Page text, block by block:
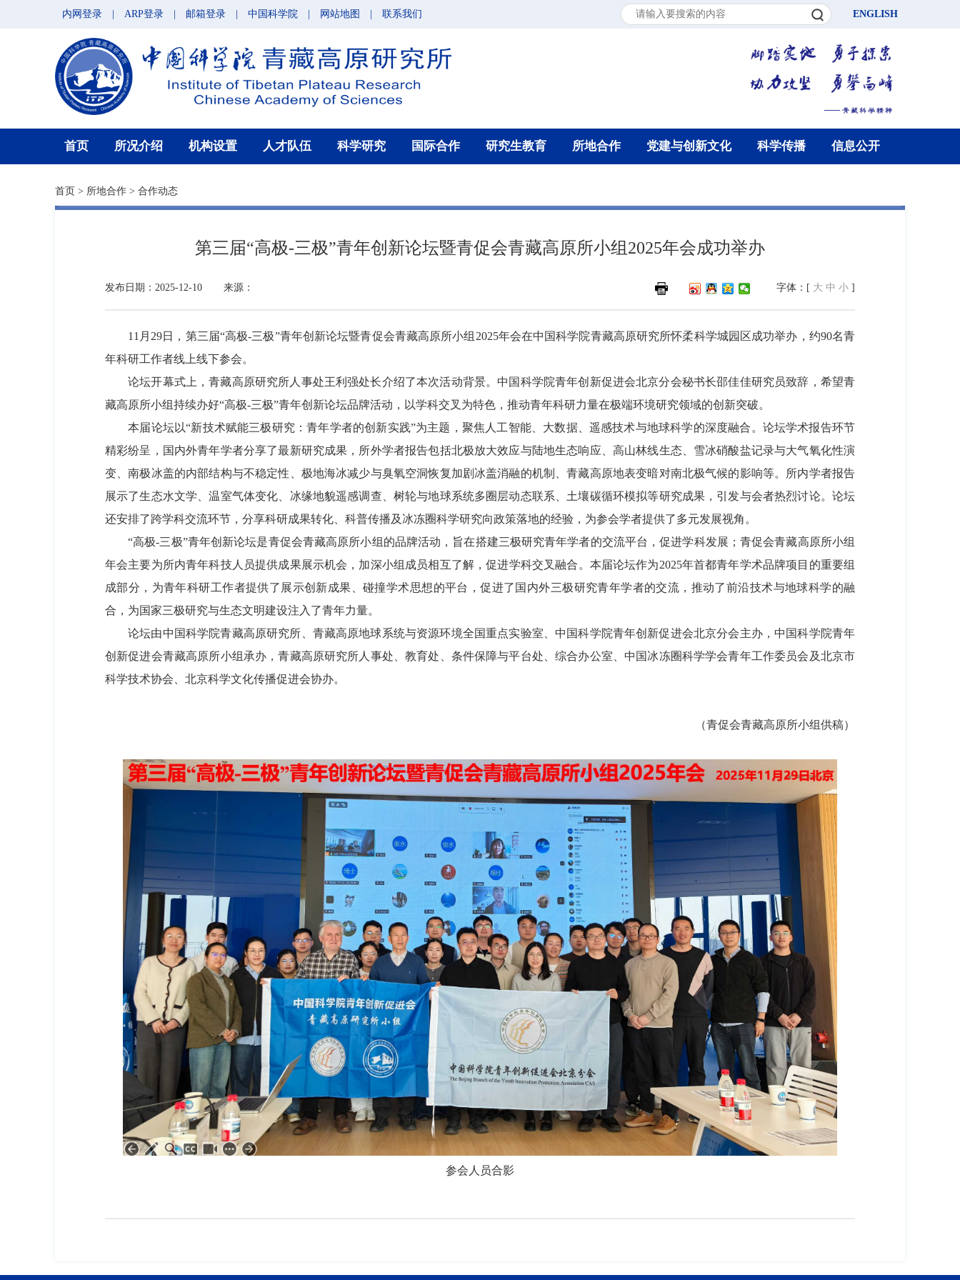
内网登录 ARP登录 邮箱登录 中国科学院 网站地图 联系我们 ENGLISH
首页 所况介绍 机构设置 人才队伍 科学研究 国际合作 研究生教育 所地合作 党建与创新文化 科学传播 信息公开
首页 > 所地合作 > 合作动态
第三届“高极-三极”青年创新论坛暨青促会青藏高原所小组2025年会成功举办
发布日期：2025-12-10 来源： 字体：[ 大 中 小 ]
11月29日，第三届“高极-三极”青年创新论坛暨青促会青藏高原所小组2025年会在中国科学院青藏高原研究所怀柔科学城园区成功举办，约90名青
年科研工作者线上线下参会。
论坛开幕式上，青藏高原研究所人事处王利强处长介绍了本次活动背景。中国科学院青年创新促进会北京分会秘书长邵佳佳研究员致辞，希望青
藏高原所小组持续办好“高极-三极”青年创新论坛品牌活动，以学科交叉为特色，推动青年科研力量在极端环境研究领域的创新突破。
本届论坛以“新技术赋能三极研究：青年学者的创新实践”为主题，聚焦人工智能、大数据、遥感技术与地球科学的深度融合。论坛学术报告环节
精彩纷呈，国内外青年学者分享了最新研究成果，所外学者报告包括北极放大效应与陆地生态响应、高山林线生态、雪冰硝酸盐记录与大气氧化性演
变、南极冰盖的内部结构与不稳定性、极地海冰减少与臭氧空洞恢复加剧冰盖消融的机制、青藏高原地表变暗对南北极气候的影响等。所内学者报告
展示了生态水文学、温室气体变化、冰缘地貌遥感调查、树轮与地球系统多圈层动态联系、土壤碳循环模拟等研究成果，引发与会者热烈讨论。论坛
还安排了跨学科交流环节，分享科研成果转化、科普传播及冰冻圈科学研究向政策落地的经验，为参会学者提供了多元发展视角。
“高极-三极”青年创新论坛是青促会青藏高原所小组的品牌活动，旨在搭建三极研究青年学者的交流平台，促进学科发展；青促会青藏高原所小组
年会主要为所内青年科技人员提供成果展示机会，加深小组成员相互了解，促进学科交叉融合。本届论坛作为2025年首都青年学术品牌项目的重要组
成部分，为青年科研工作者提供了展示创新成果、碰撞学术思想的平台，促进了国内外三极研究青年学者的交流，推动了前沿技术与地球科学的融
合，为国家三极研究与生态文明建设注入了青年力量。
论坛由中国科学院青藏高原研究所、青藏高原地球系统与资源环境全国重点实验室、中国科学院青年创新促进会北京分会主办，中国科学院青年
创新促进会青藏高原所小组承办，青藏高原研究所人事处、教育处、条件保障与平台处、综合办公室、中国冰冻圈科学学会青年工作委员会及北京市
科学技术协会、北京科学文化传播促进会协办。
（青促会青藏高原所小组供稿）
参会人员合影